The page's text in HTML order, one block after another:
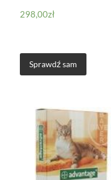
298,00zł
Sprawdź sam